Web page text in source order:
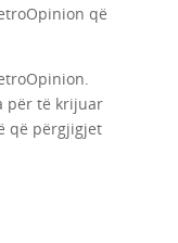
që
për të krijuar
që përgjigjet